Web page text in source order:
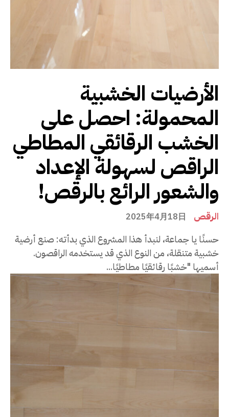
الأرضيات الخشبية
المحمولة: احصل على
الخشب الرقائقي المطاطي
الراقص لسهولة الإعداد
والشعور الرائع بالرقص!
الرقص 2025年4月18日
حسنًا يا جماعة، لنبدأ هذا المشروع الذي بدأته: صنع أرضية
خشبية متنقلة، من النوع الذي قد يستخدمه الراقصون.
أسميها "خشبًا رقائقيًا مطاطيًا...